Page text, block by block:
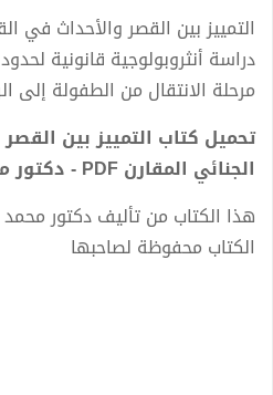
التمييز بين القصر والأحداث في
دراسة أنثروبولوجية قانونية
مرحلة الانتقال من الطفولة إلى
تحميل كتاب التمييز بين
الجنائي المقارن PDF - دكتور محمد كمال الرخاوي
هذا الكتاب من تأليف دكتور
الكتاب محفوظة لصاحبها